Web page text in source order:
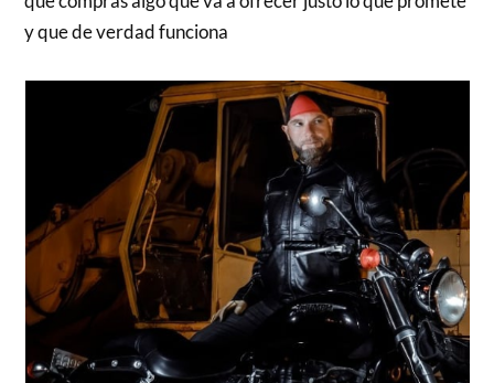
y que de verdad funciona